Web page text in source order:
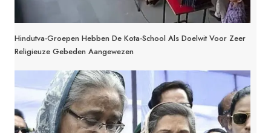
Hindutva-Groepen Hebben De Kota-School Als Doelwit Voor Zeer
Religieuze Gebeden Aangewezen